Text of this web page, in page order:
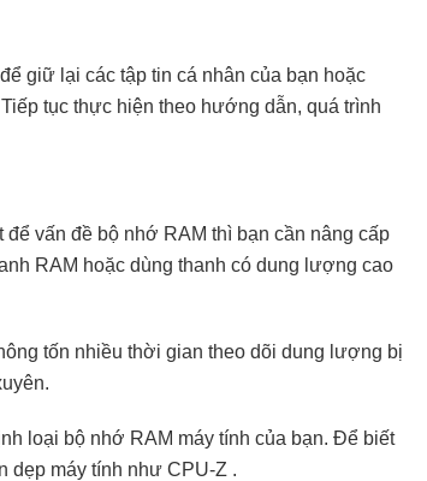
giữ lại các tập tin cá nhân của bạn hoặc
tục thực hiện theo hướng dẫn, quá trình
vấn đề bộ nhớ RAM thì bạn cần nâng cấp
RAM hoặc dùng thanh có dung lượng cao
tốn nhiều thời gian theo dõi dung lượng bị
loại bộ nhớ RAM máy tính của bạn. Để biết
dẹp máy tính như CPU-Z .